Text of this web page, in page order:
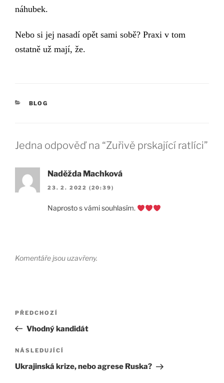
náhubek.
Nebo si jej nasadí opět sami sobě? Praxi v tom
ostatně už mají, že.
RUBRIKY
BLOG
Jedna odpověď na “Zuřivě prskající ratlíci”
Naděžda Machková
23. 2. 2022 (20:39)
Naprosto s vámi souhlasím.
Komentáře jsou uzavřeny.
Navigace
příspěvek
Předchozí
příspěvek
PŘEDCHOZÍ
Vhodný kandidát
Následující
příspěvek
NÁSLEDUJÍCÍ
Ukrajinská krize, nebo agrese Ruska?